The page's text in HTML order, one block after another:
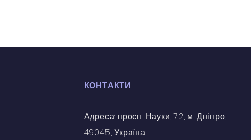
КОНТАКТИ
Адреса: просп. Науки, 72, м. Дніпро,
49045, Україна.